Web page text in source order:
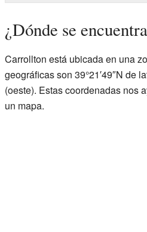
¿Dónde se
Carrollton está ubicada en una
geográficas son 39°21′49″N de
(oeste). Estas coordenadas nos
un mapa.